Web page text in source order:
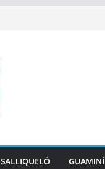
SALLIQUELÓ GUAMINÍ